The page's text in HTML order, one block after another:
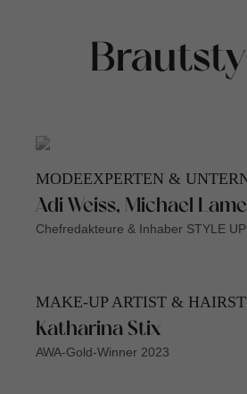
MODEEXPERTEN &
Adi Weiss, Michael
Chefredakteure & Inhaber STYLE
MAKE-UP ARTIST &
Katharina Stix
AWA-Gold-Winner 2023